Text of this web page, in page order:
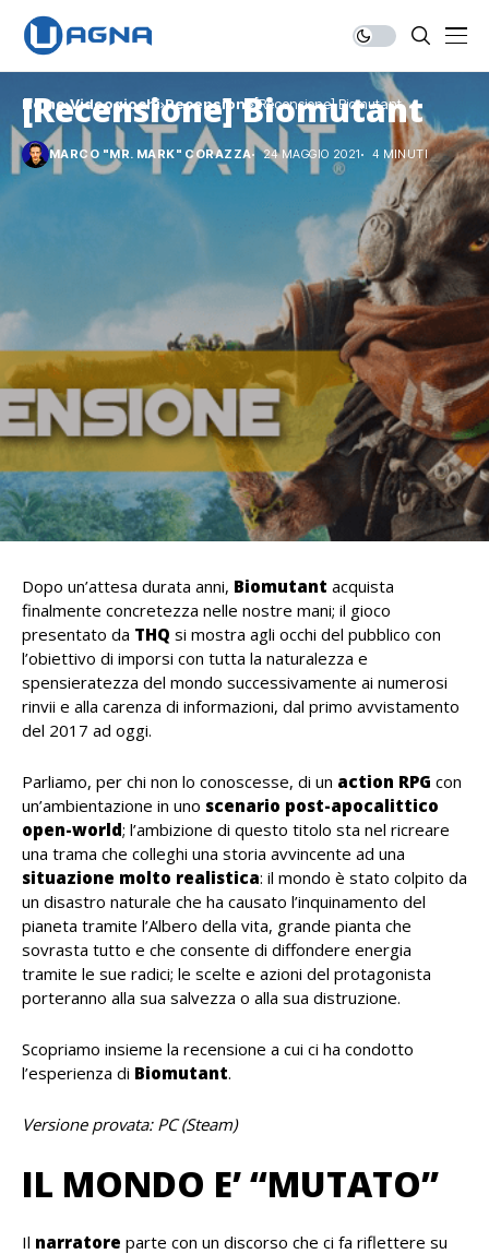
Home Videogiochi Recensioni [Recensione] Biomutant
[Recensione] Biomutant
MARCO "MR. MARK" CORAZZA 24 MAGGIO 2021 4 MINUTI
Dopo un’attesa durata anni, Biomutant acquista
finalmente concretezza nelle nostre mani; il gioco
presentato da THQ si mostra agli occhi del pubblico con
l’obiettivo di imporsi con tutta la naturalezza e
spensieratezza del mondo successivamente ai numerosi
rinvii e alla carenza di informazioni, dal primo avvistamento
del 2017 ad oggi.
Parliamo, per chi non lo conoscesse, di un action RPG con
un’ambientazione in uno scenario post-apocalittico
open-world; l’ambizione di questo titolo sta nel ricreare
una trama che colleghi una storia avvincente ad una
situazione molto realistica: il mondo è stato colpito da
un disastro naturale che ha causato l’inquinamento del
pianeta tramite l’Albero della vita, grande pianta che
sovrasta tutto e che consente di diffondere energia
tramite le sue radici; le scelte e azioni del protagonista
porteranno alla sua salvezza o alla sua distruzione.
Scopriamo insieme la recensione a cui ci ha condotto
l’esperienza di Biomutant.
Versione provata: PC (Steam)
IL MONDO E’ “MUTATO”
Il narratore parte con un discorso che ci fa riflettere su